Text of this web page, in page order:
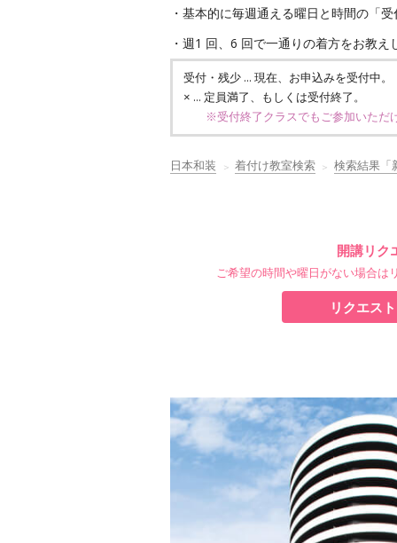
・基本的に毎週通える曜日と時間の「
・週1 回、6 回で一通りの着方をお教
受付・残少 … 現在、お申込みを受付中。
× … 定員満了、もしくは受付終了。
※受付終了クラスでもご参加いただ
日本和装 着付け教室検索 検索結果「
開講リク
ご希望の時間や曜日がない場合は
リクエス